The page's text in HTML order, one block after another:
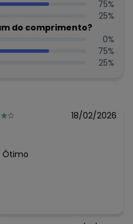
/ CNPJ 75.364.570/0007-55
produto: Lavagem A Mão.
Não Secar Em Tambor
o menor oferecido em
tamanho disponível.
75%
25%
do comprimento?
0%
75%
25%
18/02/2026
Ótimo